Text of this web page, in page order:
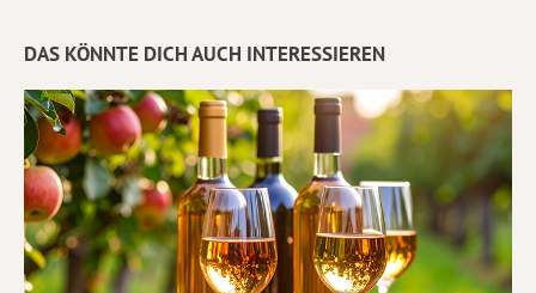
DAS KÖNNTE DICH AUCH INTERESSIEREN